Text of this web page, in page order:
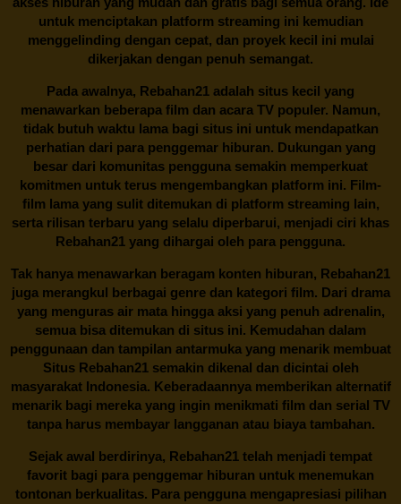
untuk menciptakan platform streaming ini kemudian
menggelinding dengan cepat, dan proyek kecil ini mulai
dikerjakan dengan penuh semangat.
Pada awalnya, Rebahan21 adalah situs kecil yang
menawarkan beberapa film dan acara TV populer. Namun,
tidak butuh waktu lama bagi situs ini untuk mendapatkan
perhatian dari para penggemar hiburan. Dukungan yang
besar dari komunitas pengguna semakin memperkuat
komitmen untuk terus mengembangkan platform ini. Film-
film lama yang sulit ditemukan di platform streaming lain,
serta rilisan terbaru yang selalu diperbarui, menjadi ciri khas
Rebahan21 yang dihargai oleh para pengguna.
Tak hanya menawarkan beragam konten hiburan, Rebahan21
juga merangkul berbagai genre dan kategori film. Dari drama
yang menguras air mata hingga aksi yang penuh adrenalin,
semua bisa ditemukan di situs ini. Kemudahan dalam
penggunaan dan tampilan antarmuka yang menarik membuat
Situs Rebahan21semakin dikenal dan dicintai oleh
masyarakat Indonesia. Keberadaannya memberikan alternatif
menarik bagi mereka yang ingin menikmati film dan serial TV
tanpa harus membayar langganan atau biaya tambahan.
Sejak awal berdirinya, Rebahan21 telah menjadi tempat
favorit bagi para penggemar hiburan untuk menemukan
tontonan berkualitas. Para pengguna mengapresiasi pilihan